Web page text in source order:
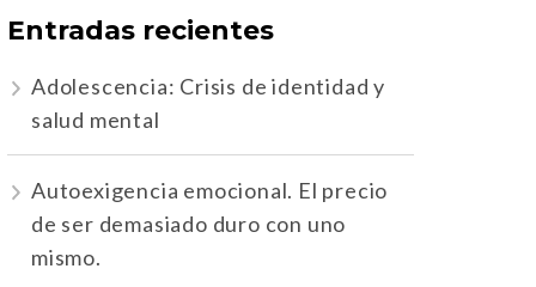
Entradas recientes
Adolescencia: Crisis de identidad y
salud mental
Autoexigencia emocional. El precio
de ser demasiado duro con uno
mismo.